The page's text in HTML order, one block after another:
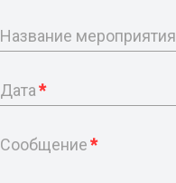
Название мероприятия
Дата*
Сообщение*